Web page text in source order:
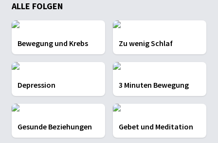
ALLE FOLGEN
Bewegung und Krebs Zu wenig Schlaf
Depression 3 Minuten Bewegung
Gesunde Beziehungen Gebet und Meditation